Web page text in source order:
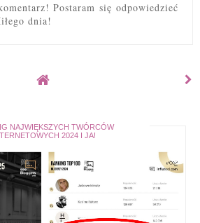
Postaram się odpowiedzieć
dnia!
NAJWIĘKSZYCH TWÓRCÓW
2024 I JA!